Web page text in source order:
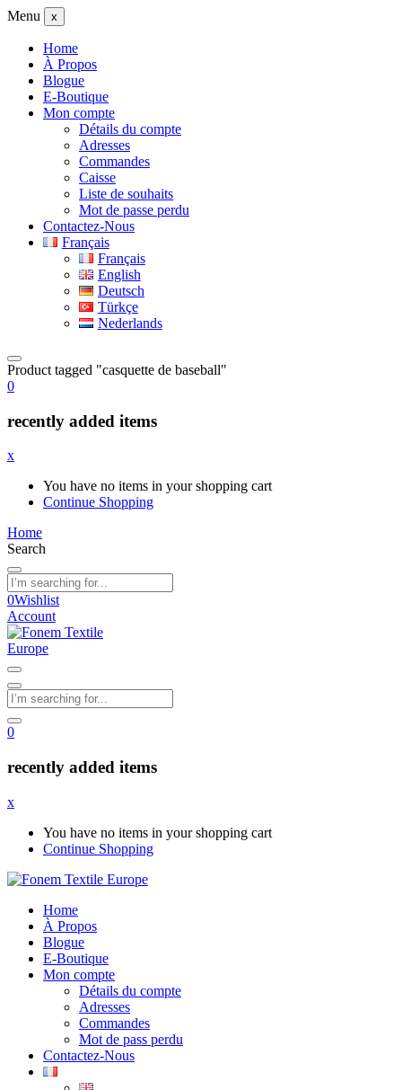
Menu x
Home
À Propos
Blogue
E-Boutique
Mon compte
Détails du compte
Adresses
Commandes
Caisse
Liste de souhaits
Mot de passe perdu
Contactez-Nous
Français
Français
English
Deutsch
Türkçe
Nederlands
Product tagged "casquette de baseball"
0
recently added items
x
You have no items in your shopping cart
Continue Shopping
Home
Search
0Wishlist
Account
0
recently added items
x
You have no items in your shopping cart
Continue Shopping
Home
À Propos
Blogue
E-Boutique
Mon compte
Détails du compte
Adresses
Commandes
Mot de pass perdu
Contactez-Nous